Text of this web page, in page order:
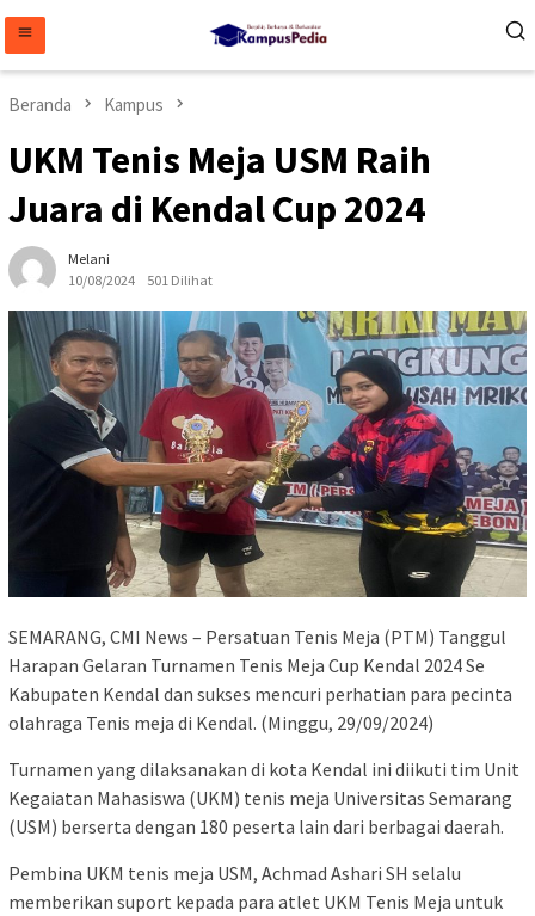
konten
Beranda Kampus
UKM Tenis Meja USM Raih
Juara di Kendal Cup 2024
Melani
10/08/2024
501 Dilihat
SEMARANG, CMI News – Persatuan Tenis Meja (PTM) Tanggul
Harapan Gelaran Turnamen Tenis Meja Cup Kendal 2024 Se
Kabupaten Kendal dan sukses mencuri perhatian para pecinta
olahraga Tenis meja di Kendal. (Minggu, 29/09/2024)
Turnamen yang dilaksanakan di kota Kendal ini diikuti tim Unit
Kegaiatan Mahasiswa (UKM) tenis meja Universitas Semarang
(USM) berserta dengan 180 peserta lain dari berbagai daerah.
Pembina UKM tenis meja USM, Achmad Ashari SH selalu
memberikan suport kepada para atlet UKM Tenis Meja untuk